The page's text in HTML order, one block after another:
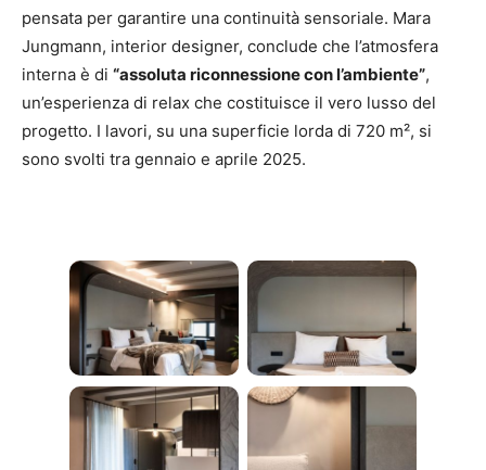
pensata per garantire una continuità sensoriale. Mara
Jungmann, interior designer, conclude che l’atmosfera
interna è di “assoluta riconnessione con l’ambiente”,
un’esperienza di relax che costituisce il vero lusso del
progetto. I lavori, su una superficie lorda di 720 m², si
sono svolti tra gennaio e aprile 2025.